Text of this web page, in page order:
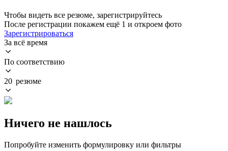
Чтобы видеть все резюме, зарегистрируйтесь
После регистрации покажем ещё 1 и откроем фото
Зарегистрироваться
За всё время
По соответствию
20 резюме
Ничего не нашлось
Попробуйте изменить формулировку или фильтры